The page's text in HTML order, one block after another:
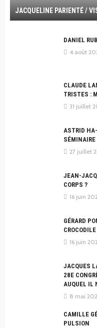
JACQUELINE PARIENTÉ /
DANIEL
4 août
CLAUDE
TRISTES :
31 juillet
ASTRID
SÉMINAIRE
27 juillet
JEAN-
CORPS ?
16 juin
GÉRARD
16 juin
JACQUES
28E
AUQUEL IL
8 mai
CAMILLE
PULSION